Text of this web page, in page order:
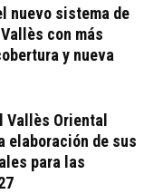
nuevo sistema de
con más
y nueva
Oriental
elaboración de sus
para las